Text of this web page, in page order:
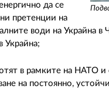
да се
претенции на
води на Украйна
Украйна;
в рамките на НАТО
на постоянно,